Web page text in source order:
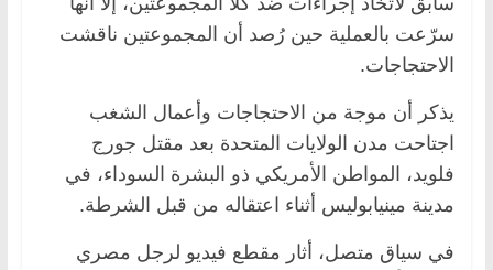
سرّعت بالعملية حين رُصد أن المجموعتين ناقشت
الاحتجاجات.
يذكر أن موجة من الاحتجاجات وأعمال الشغب
اجتاحت مدن الولايات المتحدة بعد مقتل جورج
فلويد، المواطن الأمريكي ذو البشرة السوداء، في
مدينة مينيابوليس أثناء اعتقاله من قبل الشرطة.
في سياق متصل، أثار مقطع فيديو لرجل مصري